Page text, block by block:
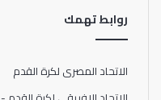
روابط تهمك
الاتحاد المصرى لكرة القدم